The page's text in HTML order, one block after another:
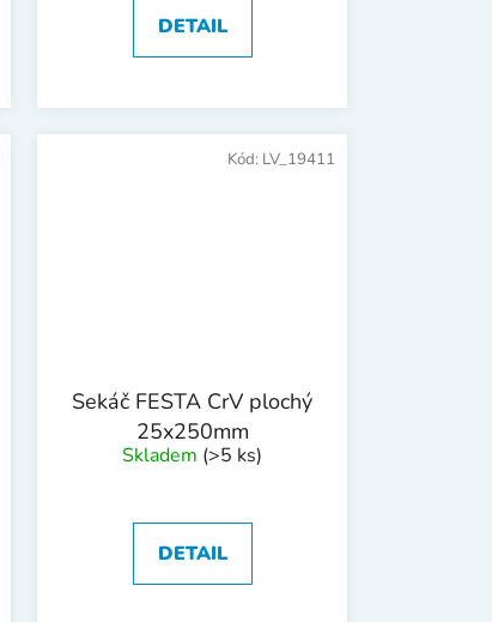
DETAIL
Sekáč FESTA CrV plochý
25x250mm
Skladem (>5 ks)
DETAIL
Kód: LV_19411